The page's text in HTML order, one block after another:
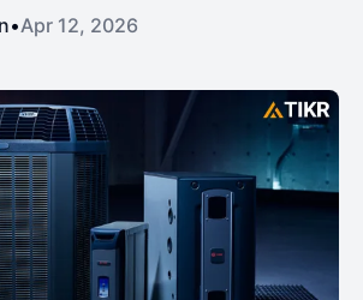
•Apr 12, 2026